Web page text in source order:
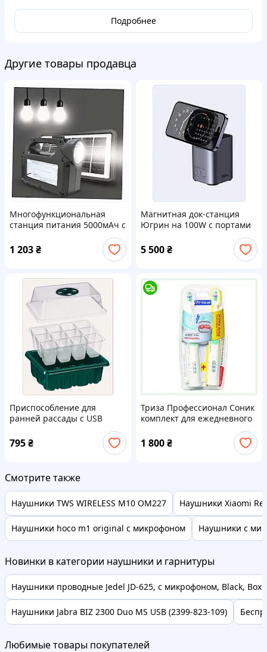
Подробнее
Другие товары продавца
Многофункциональная
станция питания 5000мАч с
1 203₴
Магнитная док-станция
Югрин на 100W с портами
5 500₴
Приспособление для
ранней рассады с USB
9H0324H6X2
795₴
Триза Профессионал Соник
комплект для ежедневного
1 800₴
Смотрите также
Наушники TWS WIRELESS M10 OM227 Наушники Xiaomi
Наушники hoco m1 original с микрофоном Наушники с
Новинки в категории наушники и гарнитуры
Наушники проводные Jedel JD-625, с микрофоном, Black, Box
Наушники Jabra BIZ 2300 Duo MS USB (2399-823-109)
Любимые товары покупателей